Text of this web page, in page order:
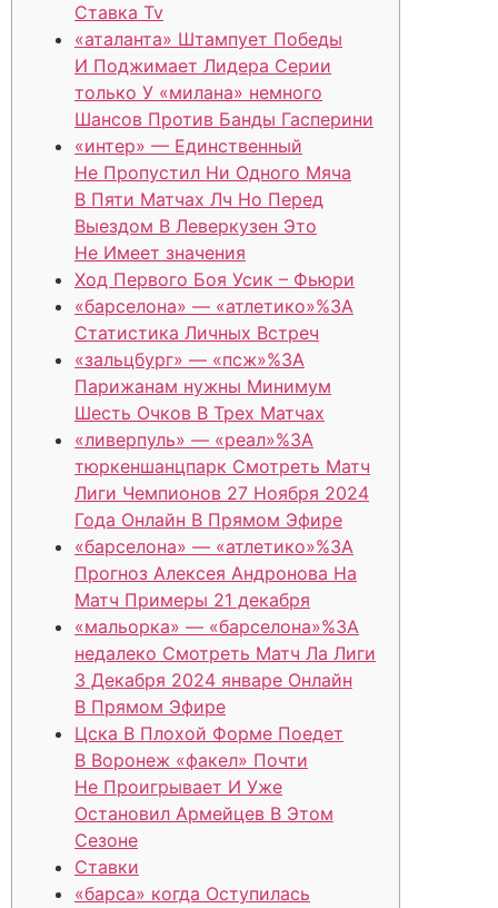
Ставка Tv
«аталанта» Штампует Победы
И Поджимает Лидера Серии
только У «милана» немного
Шансов Против Банды Гасперини
«интер» — Единственный
Не Пропустил Ни Одного Мяча
В Пяти Матчах Лч Но Перед
Выездом В Леверкузен Это
Не Имеет значения
Ход Первого Боя Усик – Фьюри
«барселона» — «атлетико»%3A
Статистика Личных Встреч
«зальцбург» — «псж»%3A
Парижанам нужны Минимум
Шесть Очков В Трех Матчах
«ливерпуль» — «реал»%3A
тюркеншанцпарк Смотреть Матч
Лиги Чемпионов 27 Ноября 2024
Года Онлайн В Прямом Эфире
«барселона» — «атлетико»%3A
Прогноз Алексея Андронова На
Матч Примеры 21 декабря
«мальорка» — «барселона»%3A
недалеко Смотреть Матч Ла Лиги
3 Декабря 2024 январе Онлайн
В Прямом Эфире
Цска В Плохой Форме Поедет
В Воронеж «факел» Почти
Не Проигрывает И Уже
Остановил Армейцев В Этом
Сезоне
Ставки
«барса» когда Оступилась